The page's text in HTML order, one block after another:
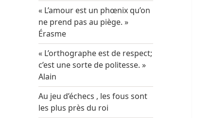
« L’amour est un phœnix qu’on
ne prend pas au piège. »
Érasme
« L’orthographe est de respect;
c’est une sorte de politesse. »
Alain
Au jeu d’échecs , les fous sont
les plus près du roi